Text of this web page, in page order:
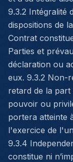
9.3.2 Intégralité
dispositions de
Contrat
Parties et
déclaration ou
eux. 9.3.2 Non-
retard de la part
pouvoir ou
portera atteinte
l'exercice de
9.3.4
constitue ni